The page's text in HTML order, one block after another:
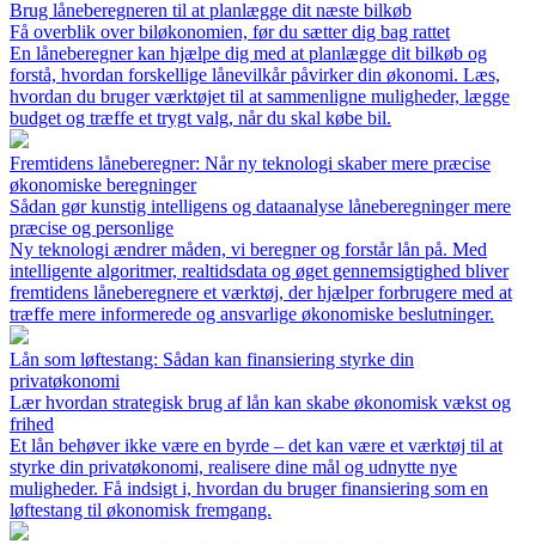
Brug låneberegneren til at planlægge dit næste bilkøb
Få overblik over biløkonomien, før du sætter dig bag rattet
En låneberegner kan hjælpe dig med at planlægge dit bilkøb og
forstå, hvordan forskellige lånevilkår påvirker din økonomi. Læs,
hvordan du bruger værktøjet til at sammenligne muligheder, lægge
budget og træffe et trygt valg, når du skal købe bil.
Fremtidens låneberegner: Når ny teknologi skaber mere præcise
økonomiske beregninger
Sådan gør kunstig intelligens og dataanalyse låneberegninger mere
præcise og personlige
Ny teknologi ændrer måden, vi beregner og forstår lån på. Med
intelligente algoritmer, realtidsdata og øget gennemsigtighed bliver
fremtidens låneberegnere et værktøj, der hjælper forbrugere med at
træffe mere informerede og ansvarlige økonomiske beslutninger.
Lån som løftestang: Sådan kan finansiering styrke din
privatøkonomi
Lær hvordan strategisk brug af lån kan skabe økonomisk vækst og
frihed
Et lån behøver ikke være en byrde – det kan være et værktøj til at
styrke din privatøkonomi, realisere dine mål og udnytte nye
muligheder. Få indsigt i, hvordan du bruger finansiering som en
løftestang til økonomisk fremgang.